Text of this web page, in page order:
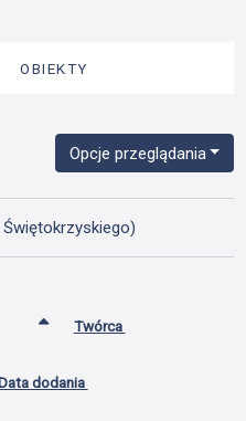
OBIEKTY
Opcje przeglądania
Twórca
dodania